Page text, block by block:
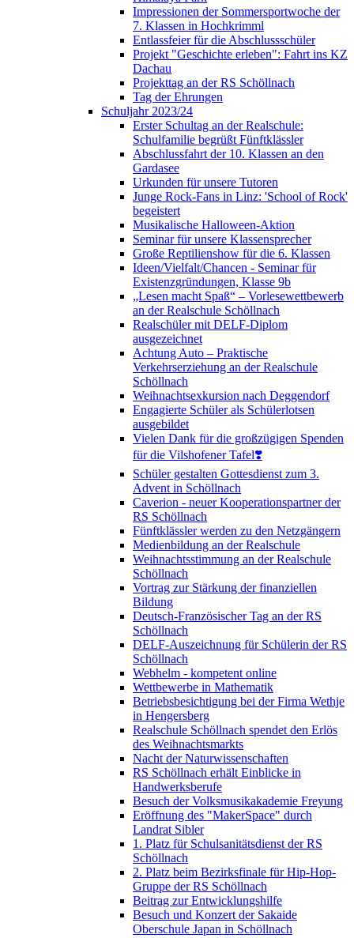
Impressionen der Sommersportwoche der
7. Klassen in Hochkrimml
Entlassfeier für die Abschlussschüler
Projekt "Geschichte erleben": Fahrt ins KZ
Dachau
Projekttag an der RS Schöllnach
Tag der Ehrungen
Schuljahr 2023/24
Erster Schultag an der Realschule:
Schulfamilie begrüßt Fünftklässler
Abschlussfahrt der 10. Klassen an den
Gardasee
Urkunden für unsere Tutoren
Junge Rock-Fans in Linz: 'School of Rock'
begeistert
Musikalische Halloween-Aktion
Seminar für unsere Klassensprecher
Große Reptilienshow für die 6. Klassen
Ideen/Vielfalt/Chancen - Seminar für
Existenzgründungen, Klasse 9b
„Lesen macht Spaß“ – Vorlesewettbewerb
an der Realschule Schöllnach
Realschüler mit DELF-Diplom
ausgezeichnet
Achtung Auto – Praktische
Verkehrserziehung an der Realschule
Schöllnach
Weihnachtsexkursion nach Deggendorf
Engagierte Schüler als Schülerlotsen
ausgebildet
Vielen Dank für die großzügigen Spenden
für die Vilshofener Tafel❣️
Schüler gestalten Gottesdienst zum 3.
Advent in Schöllnach
Caverion - neuer Kooperationspartner der
RS Schöllnach
Fünftklässler werden zu den Netzgängern
Medienbildung an der Realschule
Weihnachtsstimmung an der Realschule
Schöllnach
Vortrag zur Stärkung der finanziellen
Bildung
Deutsch-Französischer Tag an der RS
Schöllnach
DELF-Auszeichnung für Schülerin der RS
Schöllnach
Webhelm - kompetent online
Wettbewerbe in Mathematik
Betriebsbesichtigung bei der Firma Wethje
in Hengersberg
Realschule Schöllnach spendet den Erlös
des Weihnachtsmarkts
Nacht der Naturwissenschaften
RS Schöllnach erhält Einblicke in
Handwerksberufe
Besuch der Volksmusikakademie Freyung
Eröffnung des "MakerSpace" durch
Landrat Sibler
1. Platz für Schulsanitätsdienst der RS
Schöllnach
2. Platz beim Bezirksfinale für Hip-Hop-
Gruppe der RS Schöllnach
Beitrag zur Entwicklungshilfe
Besuch und Konzert der Sakaide
Oberschule Japan in Schöllnach